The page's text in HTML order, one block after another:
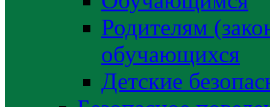
Родителям
обучающихся
Детские